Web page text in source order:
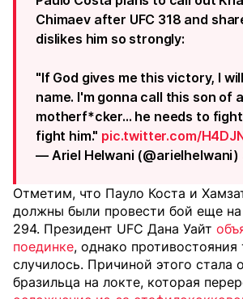
Chimaev after UFC 318 and
dislikes him so strongly:
"If God gives me this victory, I
name. I'm gonna call this son of
motherf*cker... he needs to
fight him." pic.twitter.com/
— Ariel Helwani (@arielhelwani)
Отметим, что Пауло Коста и
должны были провести бой еще на
294. Президент UFC Дана Уайт
поединке, однако противостояния
случилось. Причиной этого стала
бразильца на локте, которая